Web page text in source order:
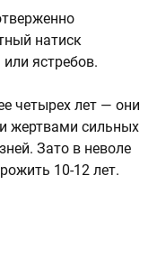
натиск
ястребов.
четырех лет — они
жертвами сильных
Зато в неволе
10-12 лет.